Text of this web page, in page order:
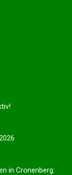
in Cronen­berg: